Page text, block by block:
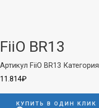
FiiO BR13
Артикул FiiO BR13 Категория
11.814₽
КУПИТЬ В ОДИН КЛИК